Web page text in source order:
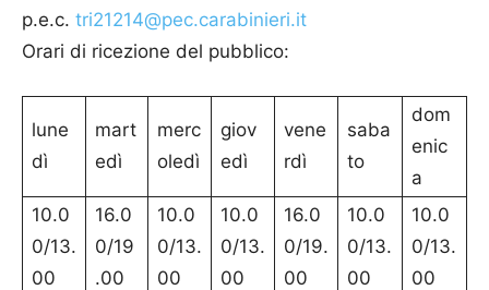
p.e.c. tri21214@pec.carabinieri.it
Orari di ricezione del pubblico:
lune
dì
mart
edì
merc
oledì
giov
edì
vene
rdì
saba
to
dom
enic
a
10.0
0/13.
00
16.0
0/19
.00
10.0
0/13.
00
10.0
0/13.
00
16.0
0/19.
00
10.0
0/13.
00
10.0
0/13.
00